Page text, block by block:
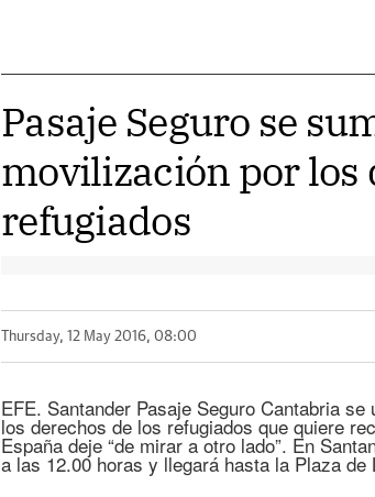
Pasaje Seguro se
movilización por los
refugiados
Thursday, 12 May 2016, 08:00
EFE. Santander Pasaje Seguro Cantabria
los derechos de los refugiados que quiere
España deje “de mirar a otro lado”. En
a las 12.00 horas y llegará hasta la Plaza